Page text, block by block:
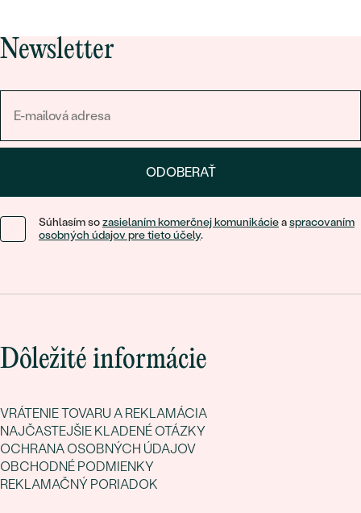
Newsletter
ODOBERAŤ
Súhlasím sozasielaním komerčnej komunikácieaspracovaním
osobných údajov pre tieto účely.
Dôležité informácie
VRÁTENIE TOVARU A REKLAMÁCIA
NAJČASTEJŠIE KLADENÉ OTÁZKY
OCHRANA OSOBNÝCH ÚDAJOV
OBCHODNÉ PODMIENKY
REKLAMAČNÝ PORIADOK